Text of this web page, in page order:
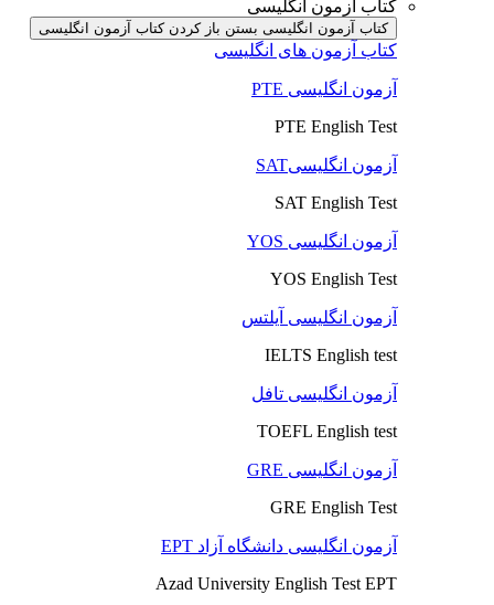
کتاب آزمون انگلیسی
کتاب آزمون انگلیسی بستن باز کردن کتاب آزمون انگلیسی
کتاب آزمون های انگلیسی
آزمون انگلیسی PTE
PTE English Test
آزمون انگلیسیSAT
SAT English Test
آزمون انگلیسی YOS
YOS English Test
آزمون انگلیسی آیلتس
IELTS English test
آزمون انگلیسی تافل
TOEFL English test
آزمون انگلیسی GRE
GRE English Test
آزمون انگلیسی دانشگاه آزاد EPT
Azad University English Test EPT